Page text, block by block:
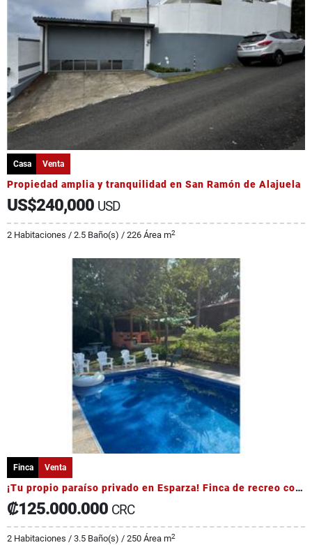
Casa Venta
Propiedad amplia y tranquilidad en San Ramón de Alajuela
US$240,000 USD
2 Habitaciones / 2.5 Baño(s) / 226 Área m2
Finca Venta
¡Tu propio paraíso privado en Esparza! Finca de recreo con piscina
₡125.000.000 CRC
2 Habitaciones / 3.5 Baño(s) / 250 Área m2